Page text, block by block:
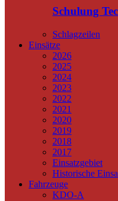
Schulung
Schlagzeilen
Einsätze
2026
2025
2024
2023
2022
2021
2020
2019
2018
2017
Einsatzgebiet
Historische
Fahrzeuge
KDO-A